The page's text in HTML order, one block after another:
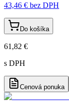
43,46 € bez DPH
Do košíka
61,82 €
s DPH
Cenová ponuka